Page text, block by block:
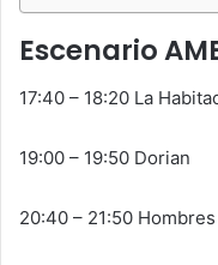
Escenario
17:40 – 18:20 La
19:00 – 19:50 Dorian
20:40 – 21:50 Hombres